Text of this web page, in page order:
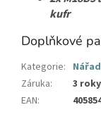
kufr
Doplňkové
Kategorie:
Záruka:
3 roky
EAN: